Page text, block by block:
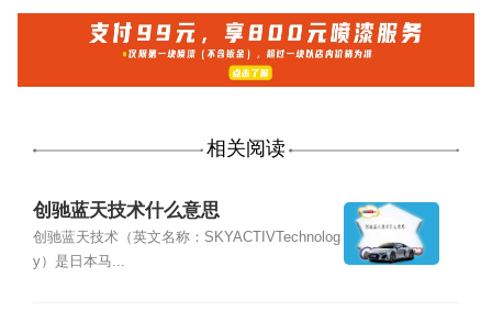
相关阅读
创驰蓝天技术什么意思
创驰蓝天技术（英文名称：SKYACTIVTechnolog
y）是日本马...